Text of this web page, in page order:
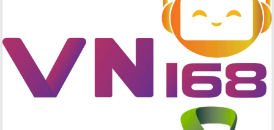
Bệnh án điện tử thúc đẩy chuyển đổi
số y tế tại Đắk Lắk
Chuyển đổi số thư viện: Mở rộng
không gian tri thức trong thời đại số
Đánh giá, rút kinh nghiệm công tác tổ